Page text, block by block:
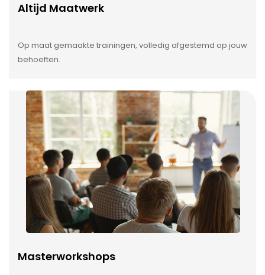
Altijd Maatwerk
Op maat gemaakte trainingen, volledig afgestemd op jouw
behoeften.
Masterworkshops